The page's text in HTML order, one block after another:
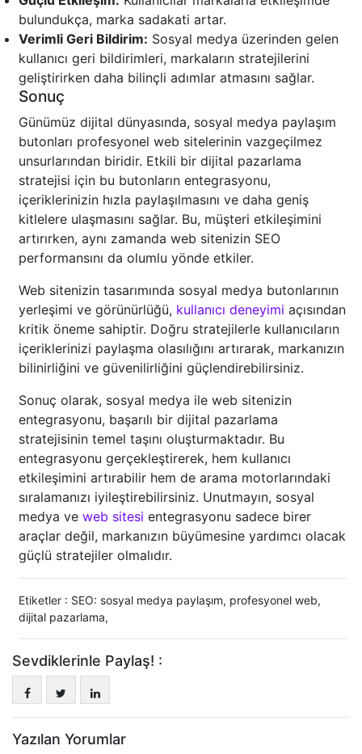
bulundukça, marka sadakati artar.
Verimli Geri Bildirim: Sosyal medya üzerinden gelen
kullanıcı geri bildirimleri, markaların stratejilerini
geliştirirken daha bilinçli adımlar atmasını sağlar.
Sonuç
Günümüz dijital dünyasında, sosyal medya paylaşım
butonları profesyonel web sitelerinin vazgeçilmez
unsurlarından biridir. Etkili bir dijital pazarlama
stratejisi için bu butonların entegrasyonu,
içeriklerinizin hızla paylaşılmasını ve daha geniş
kitlelere ulaşmasını sağlar. Bu, müşteri etkileşimini
artırırken, aynı zamanda web sitenizin SEO
performansını da olumlu yönde etkiler.
Web sitenizin tasarımında sosyal medya butonlarının
yerleşimi ve görünürlüğü, kullanıcı deneyimi açısından
kritik öneme sahiptir. Doğru stratejilerle kullanıcıların
içeriklerinizi paylaşma olasılığını artırarak, markanızın
bilinirliğini ve güvenilirliğini güçlendirebilirsiniz.
Sonuç olarak, sosyal medya ile web sitenizin
entegrasyonu, başarılı bir dijital pazarlama
stratejisinin temel taşını oluşturmaktadır. Bu
entegrasyonu gerçekleştirerek, hem kullanıcı
etkileşimini artırabilir hem de arama motorlarındaki
sıralamanızı iyileştirebilirsiniz. Unutmayın, sosyal
medya ve web sitesi entegrasyonu sadece birer
araçlar değil, markanızın büyümesine yardımcı olacak
güçlü stratejiler olmalıdır.
Etiketler : SEO: sosyal medya paylaşım, profesyonel web,
dijital pazarlama,
Sevdiklerinle Paylaş! :
Yazılan Yorumlar